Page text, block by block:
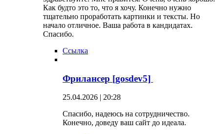
Как будто это то, что я хочу. Конечно нужно
тщательно проработать картинки и тексты. Но
начало отличное. Ваша работа в кандидатах.
Спасибо.
Ссылка
Фрилансер [gosdev5]
25.04.2026 | 20:28
Спасибо, надеюсь на сотрудничество.
Конечно, доведу ваш сайт до идеала.